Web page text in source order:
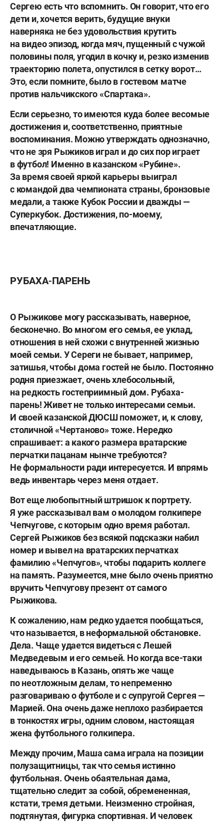
Сергею есть что вспомнить. Он говорит, что его
дети и, хочется верить, будущие внуки
наверняка не без удовольствия крутить
на видео эпизод, когда мяч, пущенный с чужой
половины поля, угодил в кочку и, резко изменив
траекторию полета, опустился в сетку ворот…
Это, если помните, было в гостевом матче
против нальчикского «Спартака».
Если серьезно, то имеются куда более весомые
достижения и, соответственно, приятные
воспоминания. Можно утверждать однозначно,
что не зря Рыжиков играл и до сих пор играет
в футбол! Именно в казанском «Рубине».
За время своей яркой карьеры выиграл
с командой два чемпионата страны, бронзовые
медали, а также Кубок России и дважды —
Суперкубок. Достижения, по-моему,
впечатляющие.
РУБАХА-ПАРЕНЬ
О Рыжикове могу рассказывать, наверное,
бесконечно. Во многом его семья, ее уклад,
отношения в ней схожи с внутренней жизнью
моей семьи. У Сереги не бывает, например,
затишья, чтобы дома гостей не было. Постоянно
родня приезжает, очень хлебосольный,
на редкость гостеприимный дом. Рубаха-
парень! Живет не только интересами семьи.
И своей казанской ДЮСШ поможет, и, к слову,
столичной «Чертаново» тоже. Нередко
спрашивает: а какого размера вратарские
перчатки пацанам нынче требуются?
Не формальности ради интересуется. И впрямь
ведь инвентарь через меня отдает.
Вот еще любопытный штришок к портрету.
Я уже рассказывал вам о молодом голкипере
Чепчугове, с которым одно время работал.
Сергей Рыжиков без всякой подсказки набил
номер и вывел на вратарских перчатках
фамилию «Чепчугов», чтобы подарить коллеге
на память. Разумеется, мне было очень приятно
вручить Чепчугову презент от самого
Рыжикова.
К сожалению, нам редко удается пообщаться,
что называется, в неформальной обстановке.
Дела. Чаще удается видеться с Лешей
Медведевым и его семьей. Но когда все-таки
наведываюсь в Казань, опять же чаще
по неотложным делам, то непременно
разговариваю о футболе и с супругой Сергея —
Марией. Она очень даже неплохо разбирается
в тонкостях игры, одним словом, настоящая
жена футбольного голкипера.
Между прочим, Маша сама играла на позиции
полузащитницы, так что семья истинно
футбольная. Очень обаятельная дама,
тщательно следит за собой, обремененная,
кстати, тремя детьми. Неизменно стройная,
подтянутая, фигурка спортивная. И человек